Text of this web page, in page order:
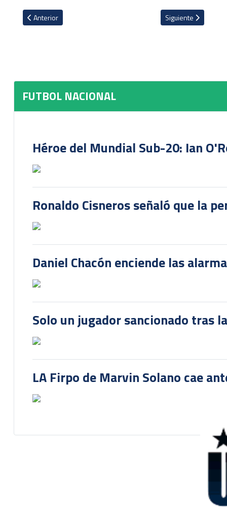
Artículo anterior: Tras nombrar nuevo técnico Alajuelense toma
Anterior Artículo siguiente:
Siguiente
FUTBOL NACIONAL
Héroe del Mundial Sub-20: Ian
Ronaldo Cisneros señaló que la
Daniel Chacón enciende las
Solo un jugador sancionado tras
LA Firpo de Marvin Solano cae